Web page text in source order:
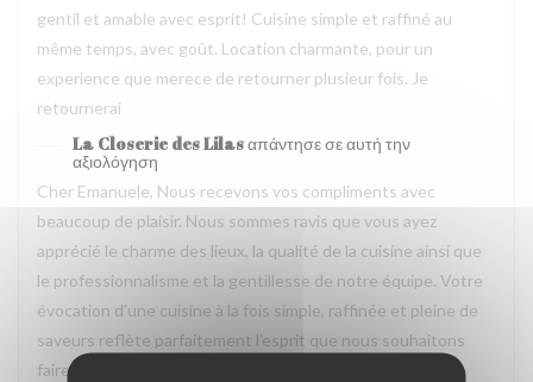
gentil et amable avec esprit! Cuisine simple et raffiné au
même temps, avec goût. Location charmante, pour un
experience que merece de retourner plusieur fois. Je
retournerai
La Closerie des Lilasαπάντησε σε αυτή την
αξιολόγηση
Cher Emanuele, Nous recevons vos compliments avec
beaucoup de plaisir. Nous sommes ravis que vous ayez
apprécié le charme des lieux, la qualité de la cuisine ainsi que
le professionnalisme et la gentillesse de notre équipe. Votre
évocation d’une cuisine à la fois simple, raffinée et pleine de
saveurs reflète parfaitement l’esprit que nous souhaitons
faire vivre à nos hôtes. Nous aurons grand plaisir à vous